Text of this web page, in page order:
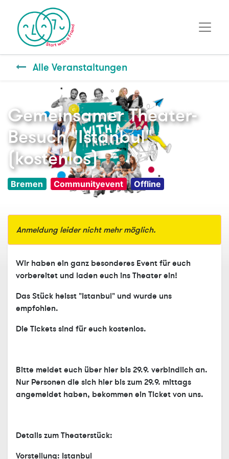
Alle Veranstaltungen
Gemeinsamer Theater-
Besuch "Istanbul"
(kostenlos)
Bremen Communityevent Offline
Anmeldung leider nicht mehr möglich.
Wir haben ein ganz besonderes Event für euch
vorbereitet und laden euch ins Theater ein!
Das Stück heisst "Istanbul" und wurde uns
empfohlen.
Die Tickets sind für euch kostenlos.
Bitte meldet euch über hier bis 29.9. verbindlich an.
Nur Personen die sich hier bis zum 29.9. mittags
angemeldet haben, bekommen ein Ticket von uns.
Details zum Theaterstück:
Vorstellung: Istanbul